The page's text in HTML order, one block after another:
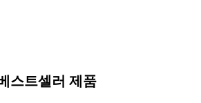
스트셀러 제품